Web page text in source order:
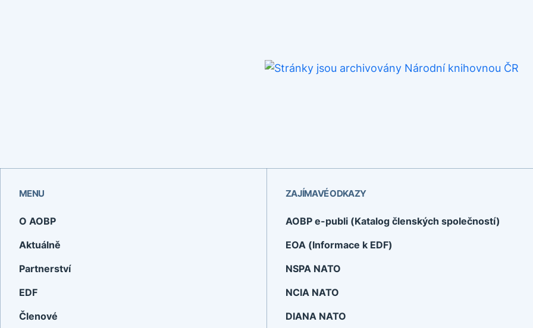
MENU
O AOBP
Aktuálně
Partnerství
EDF
Členové
ZAJÍMAVÉ ODKAZY
AOBP e-publi (Katalog členských společností)
EOA (Informace k EDF)
NSPA NATO
NCIA NATO
DIANA NATO